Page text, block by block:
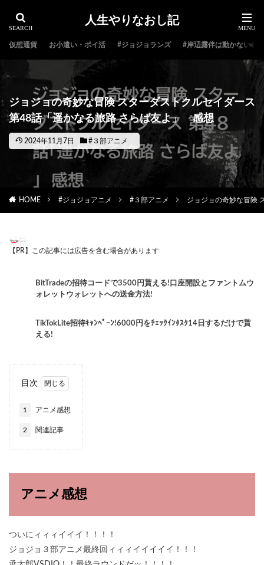
人生やりなおし記
仮想通貨 お小遣い・ポイ活 #ジョジョランズ #岸辺露伴は動かない
ジョジョの奇妙な冒険 スターダストクルセイダース
第48話「遥かなる旅路 さらば友よ」 感想
2024年11月7日 #３部アニメ
HOME #ジョジョアニメ #３部アニメ ジョジョの奇妙な冒険
【PR】この記事には広告を含む場合があります
BitTradeの招待コードで3500円貰える!口座開設とファントムウ
ォレットウォレットへの送金方法!
TikTokLite招待ｷｬﾝﾍﾟｰﾝ!6000円をﾁｪｯｸｲﾝﾀｽｸ14日するだけで貰
える!
目次
1 アニメ感想
2 関連記事
アニメ感想
ついにィィィイイイ！！！！
ジョジョ３部アニメ最終回ィィィイイイイイ！！！